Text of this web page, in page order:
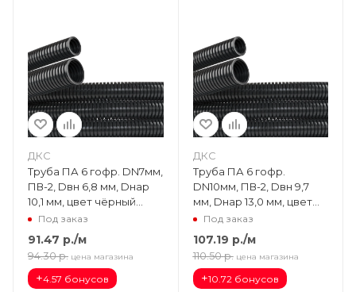
ДКС
Труба ПА 6 гофр. DN7мм,
ПВ-2, Dвн 6,8 мм, Dнар
10,1 мм, цвет чёрный
PA600710F2
Под заказ
91.47 р./м
94.30 р. цена магазина
+4.57 бонусов
ДКС
Труба ПА 6 гофр.
DN10мм, ПВ-2, Dвн 9,7
мм, Dнар 13,0 мм, цвет
чёрный PA601013F2
Под заказ
107.19 р./м
110.50 р. цена магазина
+10.72 бонусов